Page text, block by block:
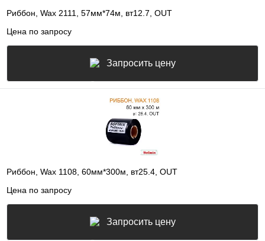
Риббон, Wax 2111, 57мм*74м, вт12.7, OUT
Цена по запросу
Запросить цену
Риббон, Wax 1108, 60мм*300м, вт25.4, OUT
Цена по запросу
Запросить цену